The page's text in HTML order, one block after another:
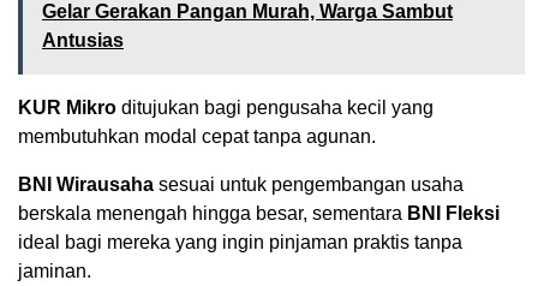
Gelar Gerakan Pangan Murah, Warga Sambut
Antusias
KUR Mikro ditujukan bagi pengusaha kecil yang
membutuhkan modal cepat tanpa agunan.
BNI Wirausaha sesuai untuk pengembangan usaha
berskala menengah hingga besar, sementara BNI Fleksi
ideal bagi mereka yang ingin pinjaman praktis tanpa
jaminan.